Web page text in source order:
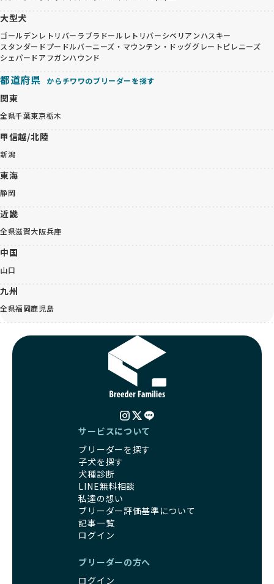
大型犬
ゴールデンレトリバー ラブラドールレトリバーシベリアンハスキー
スタンダードプードルバーニーズ・マウンテン・ドッググレートピレニーズ
シェパードアフガンハウンド
都道府県 からチワワのブリーダーを探す
関東
全県千葉東京栃木
甲信越/北陸
新潟
東海
静岡
近畿
全県滋賀大阪兵庫
中国
山口
九州
全県福岡鹿児島
サービスについて
ブリーダーを探す
子犬を探す
犬種診断
LINE無料相談
私達の想い
ブリーダー評価基準について
記事一覧
ログイン
ブリーダーの方へ
ログイン